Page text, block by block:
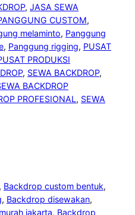
, JASA SEWA
CUSTOM
melaminto, Panggung
, Panggung rigging, PUSAT
PRODUKSI
, SEWA BACKDROP
BACKDROP
PROFESIONAL, SEWA
Backdrop custom bentuk
, Backdrop disewakan
jakarta, Backdrop